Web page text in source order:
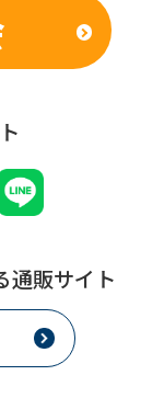
通販サイト